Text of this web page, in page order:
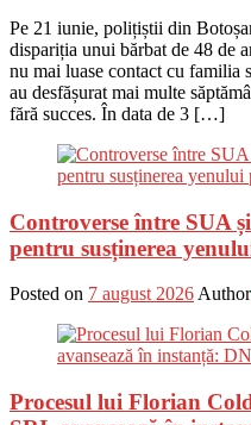
Pe 21 iunie, polițiștii din
dispariția unui bărbat de 48 de
nu mai luase contact cu familia
au desfășurat mai multe
fără succes. În data de 3 […]
Controverse între SUA
pentru susținerea
Posted on 7 august 2026Author
Procesul lui Florian